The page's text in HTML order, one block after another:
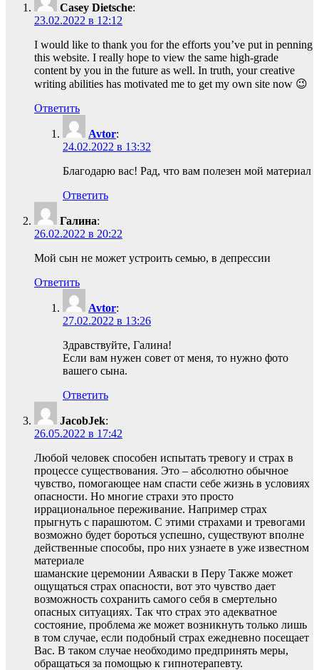
Casey Dietsche:
23.02.2022 в 12:12
I would like to thank you for the efforts you’ve put in penning
this website. I really hope to view the same high-grade
content by you in the future as well. In truth, your creative
writing abilities has motivated me to get my own site now 😉
Ответить
Avtor:
24.02.2022 в 13:32
Благодарю вас! Рад, что вам полезен мой материал
Ответить
Галина:
26.02.2022 в 20:22
Мой сын не может устроить семью, в депрессии
Ответить
Avtor:
27.02.2022 в 13:26
Здравствуйте, Галина!
Если вам нужен совет от меня, то нужно фото
вашего сына.
Ответить
JacobJek:
26.05.2022 в 17:42
Любой человек способен испытать тревогу и страх в
процессе существования. Это – абсолютно обычное
чувство, помогающее нам спасти себе жизнь в условиях
опасности. Но многие страхи это просто
иррациональное переживание. Например страх
прыгнуть с парашютом. С этими страхами и тревогами
возможно будет бороться успешно, существуют вполне
действенные способы, про них узнаете в уже известном
материале
шаманские церемонии Аяваски в Перу Также может
ощущаться страх опасности, вот это чувство дает
возможность сохранить самого себя в смертельно
опасных ситуациях. Так что страх это адекватное
состояние, проблема же может возникнуть только лишь
в том случае, если подобный страх ежедневно посещает
Вас. В таком случае необходимо предпринять меры,
обращаться за помощью к гипнотерапевту.